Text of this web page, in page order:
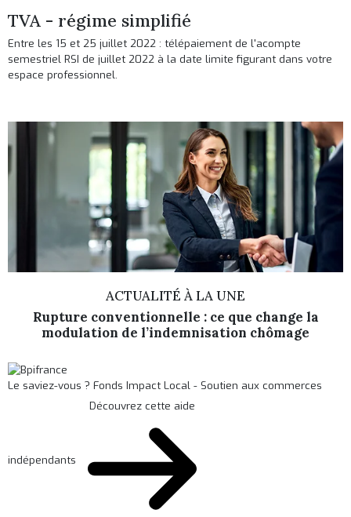
TVA - régime simplifié
Entre les 15 et 25 juillet 2022 : télépaiement de l'acompte
semestriel RSI de juillet 2022 à la date limite figurant dans votre
espace professionnel.
ACTUALITÉ À LA UNE
Rupture conventionnelle : ce que change la
modulation de l’indemnisation chômage
Le saviez-vous ?Fonds Impact Local - Soutien aux commerces
indépendants
Découvrez cette aide